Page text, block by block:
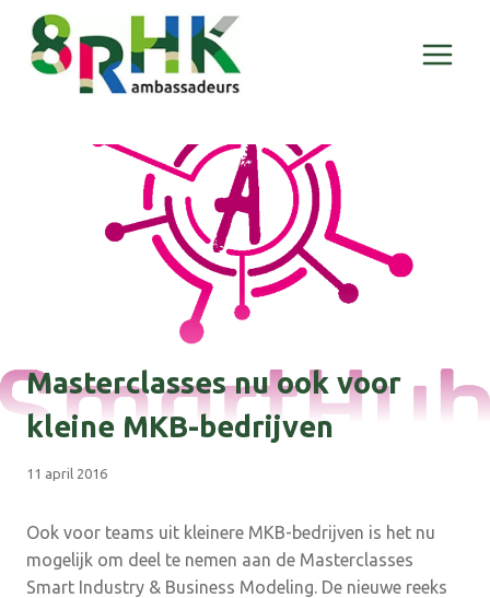
Doorgaan
naar
inhoud
Masterclasses nu ook voor
kleine MKB-bedrijven
11 april 2016
Ook voor teams uit kleinere MKB-bedrijven is het nu
mogelijk om deel te nemen aan de Masterclasses
Smart Industry & Business Modeling. De nieuwe reeks